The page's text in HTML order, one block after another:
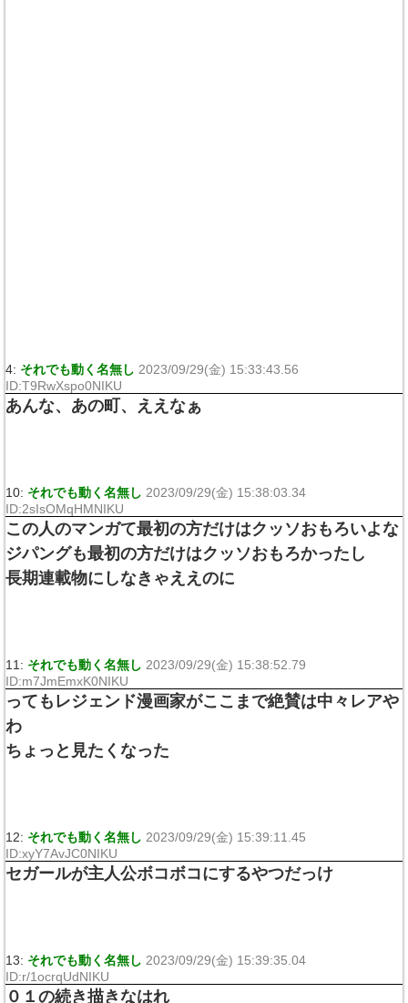
4: それでも動く名無し 2023/09/29(金) 15:33:43.56
ID:T9RwXspo0NIKU
あんな、あの町、ええなぁ
10: それでも動く名無し 2023/09/29(金) 15:38:03.34
ID:2sIsOMqHMNIKU
この人のマンガて最初の方だけはクッソおもろいよな
ジパングも最初の方だけはクッソおもろかったし
長期連載物にしなきゃええのに
11: それでも動く名無し 2023/09/29(金) 15:38:52.79
ID:m7JmEmxK0NIKU
ってもレジェンド漫画家がここまで絶賛は中々レアや
わ
ちょっと見たくなった
12: それでも動く名無し 2023/09/29(金) 15:39:11.45
ID:xyY7AvJC0NIKU
セガールが主人公ボコボコにするやつだっけ
13: それでも動く名無し 2023/09/29(金) 15:39:35.04
ID:r/1ocrqUdNIKU
０１の続き描きなはれ